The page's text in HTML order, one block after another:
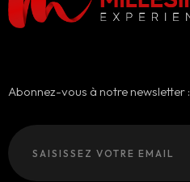
Abonnez-vous à notre newsletter :